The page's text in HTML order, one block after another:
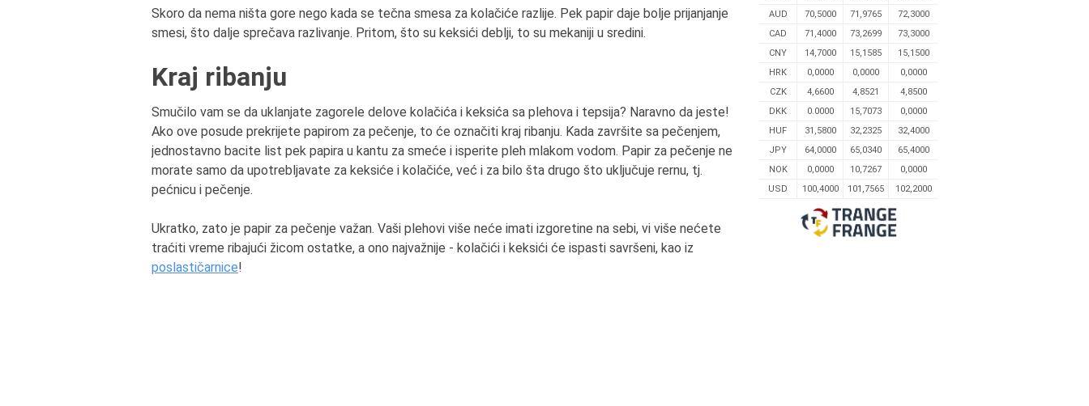
Skoro da nema ništa gore nego kada se tečna smesa za kolačiće razlije. Pek papir daje bolje prijanjanje
smesi, što dalje sprečava razlivanje. Pritom, što su keksići deblji, to su mekaniji u sredini.
Kraj ribanju
Smučilo vam se da uklanjate zagorele delove kolačića i keksića sa plehova i tepsija? Naravno da jeste!
Ako ove posude prekrijete papirom za pečenje, to će označiti kraj ribanju. Kada završite sa pečenjem,
jednostavno bacite list pek papira u kantu za smeće i isperite pleh mlakom vodom. Papir za pečenje ne
morate samo da upotrebljavate za keksiće i kolačiće, već i za bilo šta drugo što uključuje rernu, tj.
pećnicu i pečenje.
Ukratko, zato je papir za pečenje važan. Vaši plehovi više neće imati izgoretine na sebi, vi više nećete
traćiti vreme ribajući žicom ostatke, a ono najvažnije - kolačići i keksići će ispasti savršeni, kao iz
poslastičarnice!
AUD
70,5000 71,9765
72,3000
CAD
71,4000 73,2699
73,3000
CNY
14,7000 15,1585
15,1500
HRK
0,0000 0,0000
0,0000
CZK
4,6600 4,8521
4,8500
DKK
0.0000 15,7073
0,0000
HUF
31,5800 32,2325
32,4000
JPY
64,0000 65,0340
65,4000
NOK
0,0000 10,7267
0,0000
USD
100,4000 101,7565 102,2000